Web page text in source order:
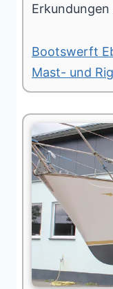
Bootswerft
Mast- und